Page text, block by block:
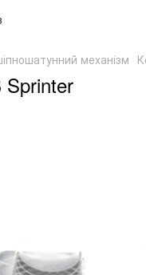
механізм
Sprinter